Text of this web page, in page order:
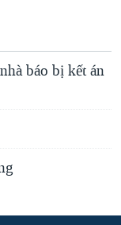
báo bị kết án